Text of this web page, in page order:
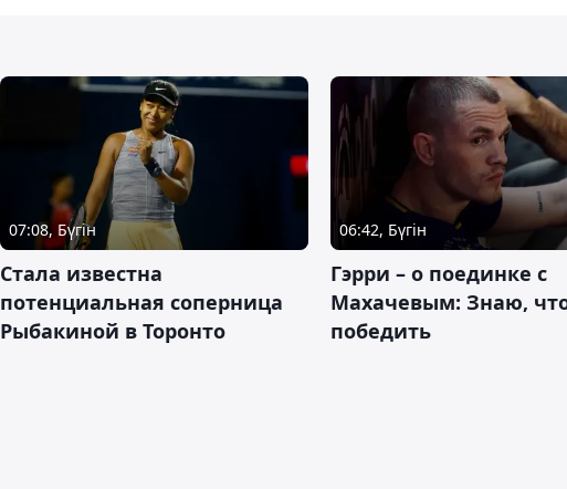
07:08, Бүгін
Cтала известна
потенциальная соперница
Рыбакиной в Торонто
06:42, Бүгін
Гэрри – о поединке с
Махачевым: Знаю,
победить